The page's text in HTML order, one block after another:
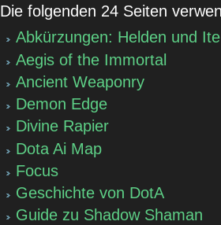
Die folgenden 24 Seiten
Abkürzungen: Helden und
Aegis of the Immortal
Ancient Weaponry
Demon Edge
Divine Rapier
Dota Ai Map
Focus
Geschichte von DotA
Guide zu Shadow Shaman